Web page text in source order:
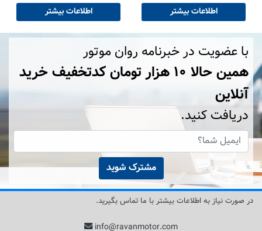
اطلاعات بیشتر اطلاعات بیشتر
با عضویت در خبرنامه روان موتور
همین حالا ۱۰ هزار تومان کد‌تخفیف خرید
آنلاین
دریافت کنید.
مشترک شوید
در صورت نیاز به اطلاعات بیشتر با ما تماس بگیرید.
info@ravanmotor.com